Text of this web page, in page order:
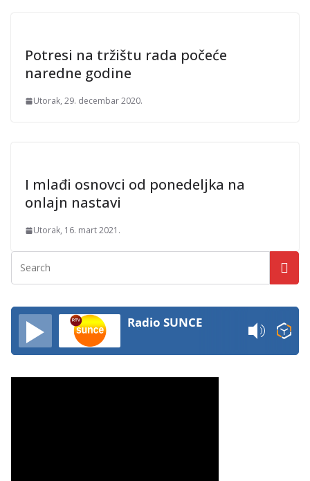
Potresi na tržištu rada počeće
naredne godine
Utorak, 29. decembar 2020.
I mlađi osnovci od ponedeljka na
onlajn nastavi
Utorak, 16. mart 2021.
Radio SUNCE